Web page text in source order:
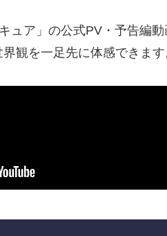
ュア」の公式PV・予告編
観を一足先に体感できます